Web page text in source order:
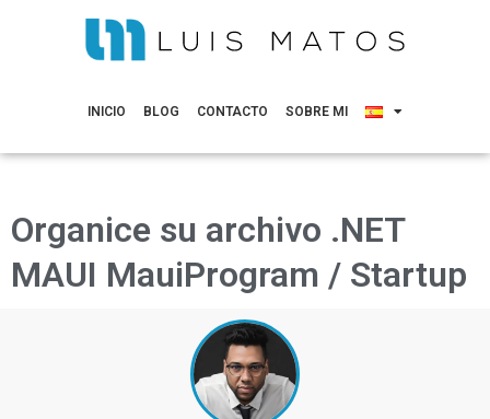
INICIO BLOG CONTACTO SOBRE MI
Organice su archivo .NET
MAUI MauiProgram / Startup